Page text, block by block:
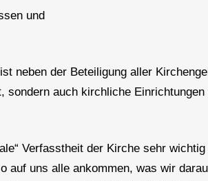
und
neben der Beteiligung aller
auch kirchliche
Verfasstheit der Kirche sehr
auf uns alle ankommen, was wir